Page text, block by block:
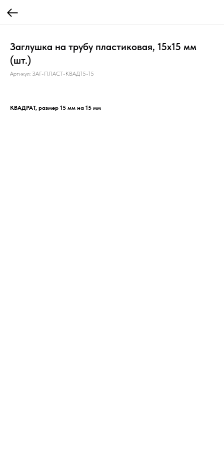
Заглушка на трубу пластиковая, 15х15 мм
(шт.)
Артикул: ЗАГ-ПЛАСТ-КВАД15-15
КВАДРАТ, размер 15 мм на 15 мм